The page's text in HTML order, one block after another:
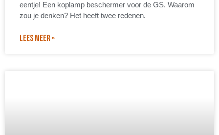
eentje! Een koplamp beschermer voor de GS. Waarom
zou je denken? Het heeft twee redenen.
LEES MEER »